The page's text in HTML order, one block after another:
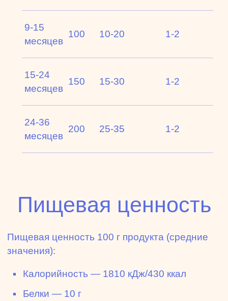
9-15
месяцев
100 10-20 1-2
15-24
месяцев
150 15-30 1-2
24-36
месяцев
200 25-35 1-2
Пищевая ценность
Пищевая ценность 100 г продукта (средние
значения):
Калорийность — 1810 кДж/430 ккал
Белки — 10 г